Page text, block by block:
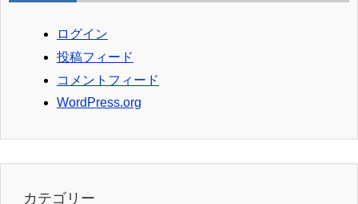
ログイン
投稿フィード
コメントフィード
WordPress.org
カテゴリー